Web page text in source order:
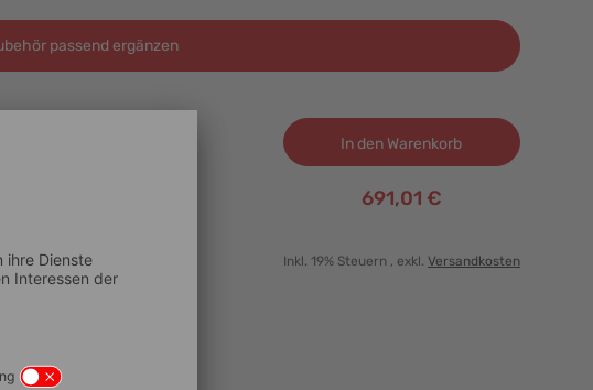
passend ergänzen
In den Warenkorb
691,01 €
Inkl. 19% Steuern , exkl. Versandkosten